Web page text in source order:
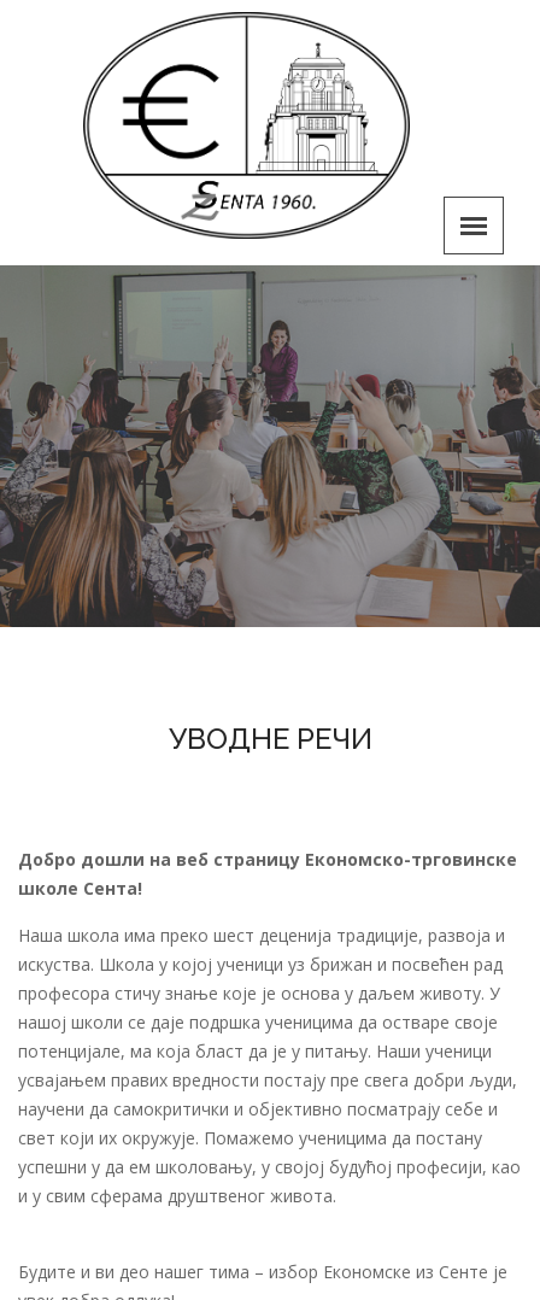
УВОДНЕ РЕЧИ
Добро дошли на веб страницу Економско-трговинске
школе Сента!
Наша школа има преко шест деценија традиције, развоја и
искуства. Школа у којој ученици уз брижан и посвећен рад
професора стичу знање које је основа у даљем животу. У
нашој школи се даје подршка ученицима да остваре своје
потенцијале, ма која бласт да је у питању. Наши ученици
усвајањем правих вредности постају пре свега добри људи,
научени да самокритички и објективно посматрају себе и
свет који их окружује. Помажемо ученицима да постану
успешни у да ем школовању, у својој будућој професији, као
и у свим сферама друштвеног живота.
Будите и ви део нашег тима – избор Економске из Сенте је